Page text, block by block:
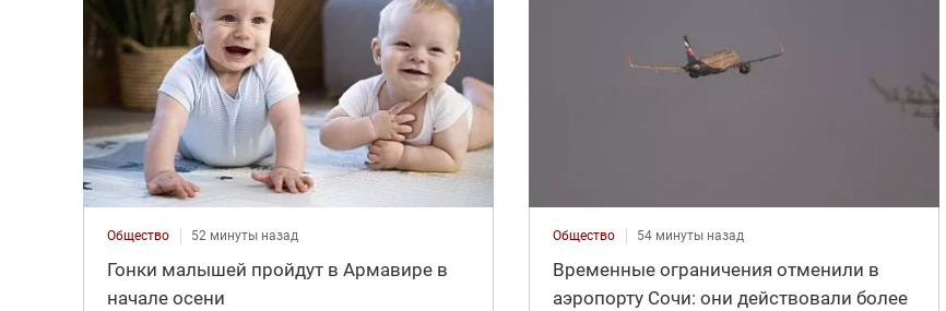
Общество 52 минуты назад
Гонки малышей пройдут в Армавире в
начале осени
Общество 54 минуты назад
Временные ограничения отменили в
аэропорту Сочи: они действовали более